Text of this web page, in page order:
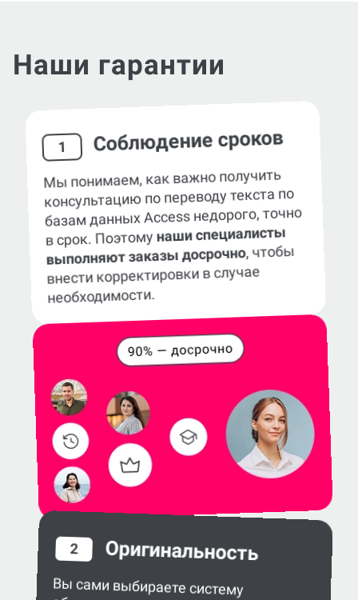
Наши гарантии
1 Соблюдение сроков
Мы понимаем, как важно получить
консультацию по переводу текста по
базам данных Access недорого, точно
в срок. Поэтомунаши специалисты
выполняют заказы досрочно, чтобы
внести корректировки в случае
необходимости.
2 Оригинальность
Вы сами выбираете систему
обнаружения заимствований
в работе — eTXT, «Антиплагиат»